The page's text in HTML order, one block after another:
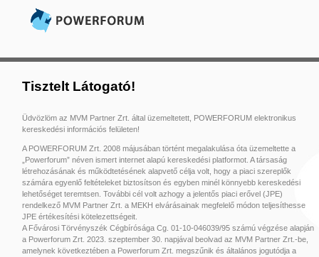
Tisztelt Látogató!
Üdvözlöm az MVM Partner Zrt. által üzemeltetett, POWERFORUM elektronikus
kereskedési információs felületen!
A POWERFORUM Zrt. 2008 májusában történt megalakulása óta üzemeltette a
„Powerforum” néven ismert internet alapú kereskedési platformot. A társaság
létrehozásának és működtetésének alapvető célja volt, hogy a piaci szereplők
számára egyenlő feltételeket biztosítson és egyben minél könnyebb kereskedési
lehetőséget teremtsen. További cél volt azhogy a jelentős piaci erővel (JPE)
rendelkező MVM Partner Zrt. a MEKH elvárásainak megfelelő módon teljesíthesse
JPE értékesítési kötelezettségeit.
A Fővárosi Törvényszék Cégbírósága Cg. 01-10-046039/95 számú végzése alapján
a Powerforum Zrt. 2023. szeptember 30. napjával beolvad az MVM Partner Zrt.-be,
amelynek következtében a Powerforum Zrt. megszűnik és általános jogutódja a